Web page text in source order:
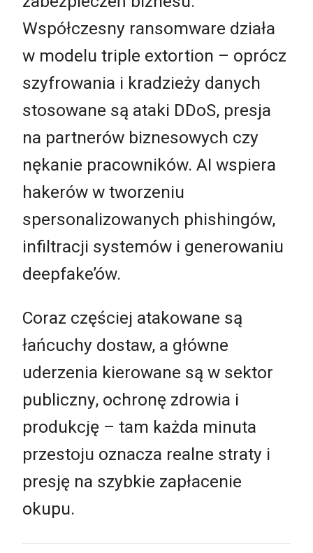
Współczesny ransomware działa
w modelu triple extortion – oprócz
szyfrowania i kradzieży danych
stosowane są ataki DDoS, presja
na partnerów biznesowych czy
nękanie pracowników. AI wspiera
hakerów w tworzeniu
spersonalizowanych phishingów,
infiltracji systemów i generowaniu
deepfake’ów.
Coraz częściej atakowane są
łańcuchy dostaw, a główne
uderzenia kierowane są w sektor
publiczny, ochronę zdrowia i
produkcję – tam każda minuta
przestoju oznacza realne straty i
presję na szybkie zapłacenie
okupu.